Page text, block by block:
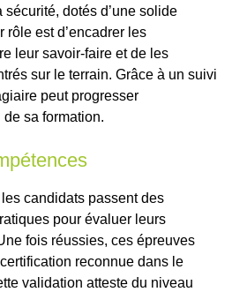
dotés d’une solide
est d’encadrer les
leur savoir-faire et de les
sur le terrain. Grâce à un suivi
peut progresser
sa formation.
candidats passent des
pour évaluer leurs
fois réussies, ces épreuves
reconnue dans le
validation atteste du niveau